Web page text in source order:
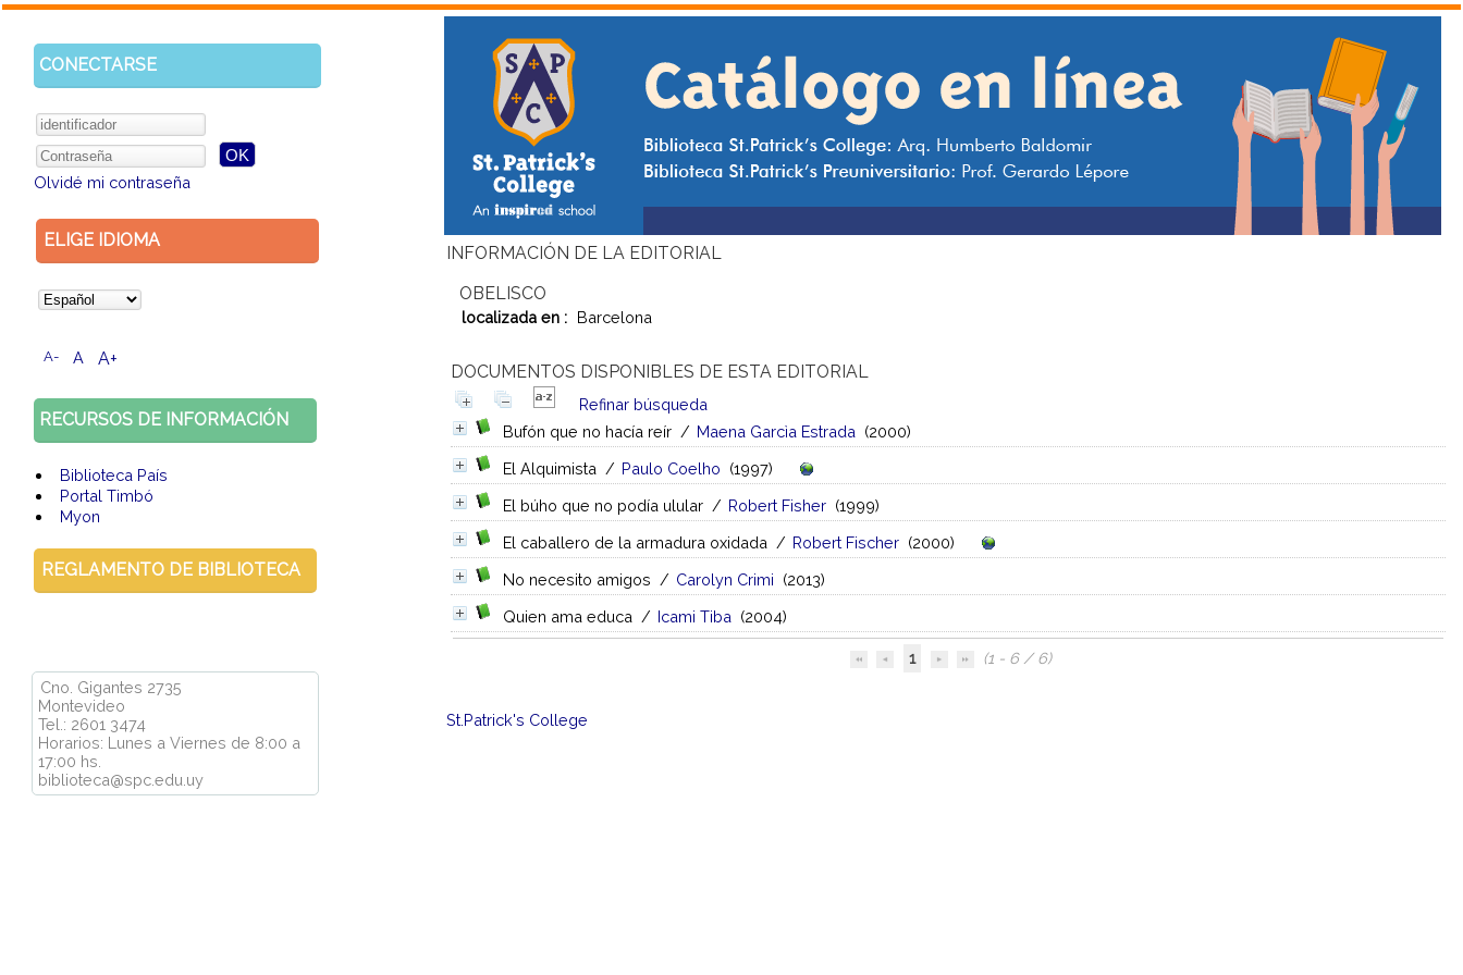
INFORMACIÓN DE LA EDITORIAL
OBELISCO
localizada en : Barcelona
DOCUMENTOS DISPONIBLES DE ESTA EDITORIAL
Refinar búsqueda
Bufón que no hacía reír / Maena Garcìa Estrada (2000)
El Alquimista / Paulo Coelho (1997)
El búho que no podía ulular / Robert Fisher (1999)
El caballero de la armadura oxidada / Robert Fischer (2000)
No necesito amigos / Carolyn Crimi (2013)
Quien ama educa / Icami Tiba (2004)
1 (1 - 6 / 6)
St.Patrick's College
A- A A+
ELIGE IDIOMA
RECURSOS DE INFORMACIÓN
Biblioteca País
Portal Timbó
Myon
REGLAMENTO DE BIBLIOTECA
Cno. Gigantes 2735
Montevideo
Tel.: 2601 3474
Horarios: Lunes a Viernes de 8:00 a
17:00 hs.
biblioteca@spc.edu.uy
CONECTARSE
Olvidé mi contraseña